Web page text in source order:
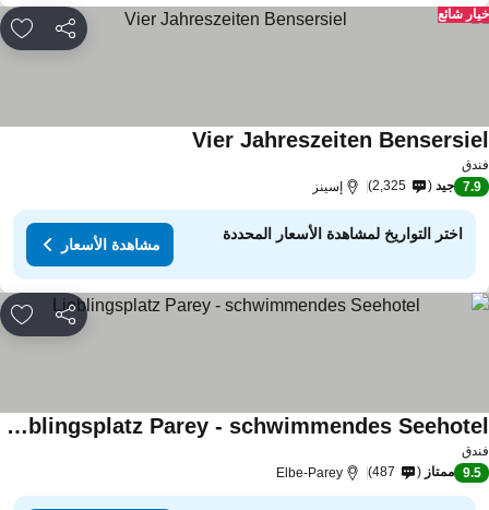
مشاركة
شائع
Vier Jahreszeiten
7.9 جيد 2,325 إسينز
اختر التواريخ لمشاهدة الأسعار المحددة
مشاهدة الأسعار
مشاركة
Lieblingsplatz Parey - schwimmendes Seehotel
9.5 ممتاز 487
Elbe-Parey